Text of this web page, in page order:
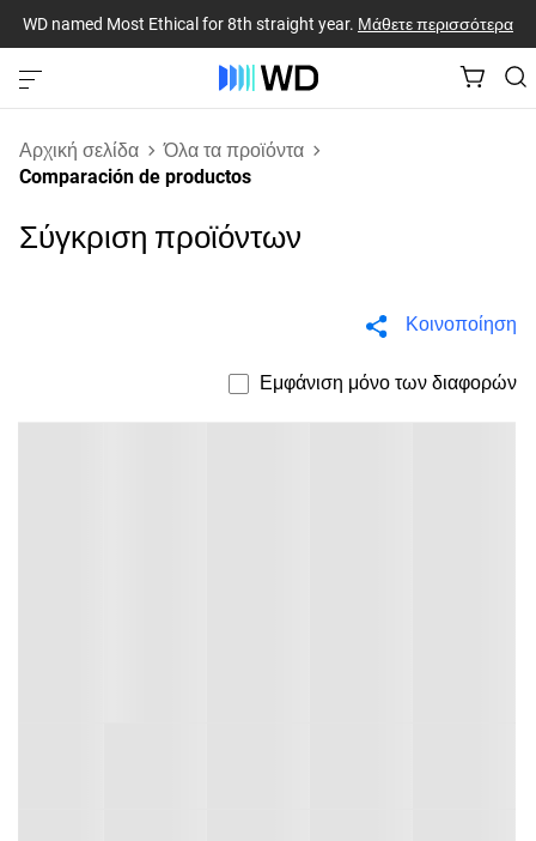
WD named Most Ethical for 8th straight year. Μάθετε περισσότερα
Αρχική σελίδα
Όλα τα προϊόντα
Comparación de productos
Σύγκριση προϊόντων
Κοινοποίηση
Εμφάνιση μόνο των διαφορών